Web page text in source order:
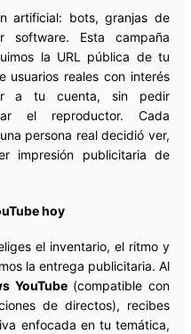
artificial: bots, granjas de
Esta campaña
la URL pública de tu
usuarios reales con interés
a tu cuenta, sin pedir
el reproductor. Cada
persona real decidió ver,
impresión publicitaria de
hoy
el inventario, el ritmo y
la entrega publicitaria. Al
YouTube(compatible con
de directos), recibes
enfocada en tu temática,